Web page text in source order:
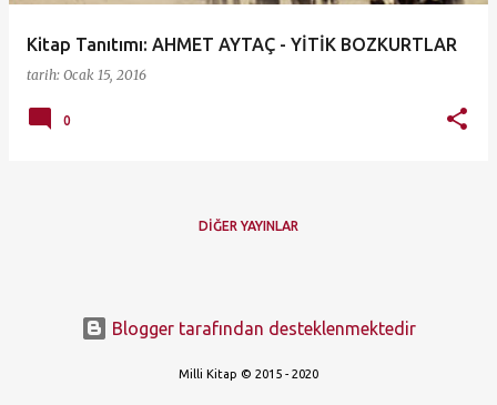
Kitap Tanıtımı: AHMET AYTAÇ - YİTİK BOZKURTLAR
tarih: Ocak 15, 2016
0
DIĞER YAYINLAR
Blogger tarafından desteklenmektedir
Milli Kitap © 2015 - 2020